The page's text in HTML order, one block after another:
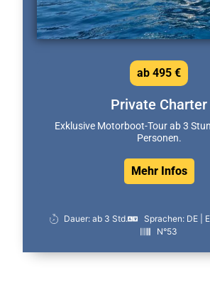
Private Charter
Exklusive Motorboot-Tour ab 3
Personen.
Mehr Infos
ab 495 €
Dauer: ab 3 Std.
Sprachen: DE |
N°53